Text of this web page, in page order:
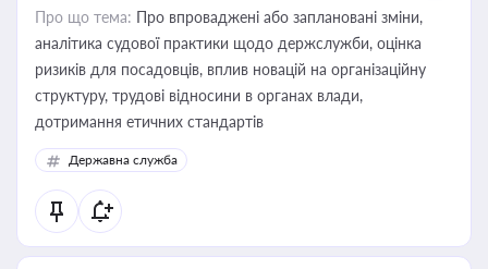
Про що тема: Про впроваджені або заплановані зміни,
аналітика судової практики щодо держслужби, оцінка
ризиків для посадовців, вплив новацій на організаційну
структуру, трудові відносини в органах влади,
дотримання етичних стандартів
Державна служба